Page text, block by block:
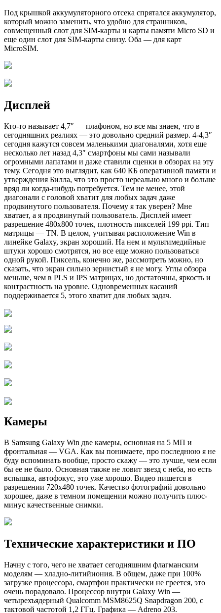
Под крышкой аккумуляторного отсека спрятался аккумулятор,
который можно заменить, что удобно для странников,
совмещенный слот для SIM-карты и карты памяти Micro SD и
еще один слот для SIM-карты снизу. Оба — для карт
MicroSIM.
Дисплей
Кто-то называет 4,7″ — плафоном, но все мы знаем, что в
сегодняшних реалиях — это довольно средний размер. 4-4,3″
сегодня кажутся совсем маленькими диагоналями, хотя еще
несколько лет назад 4,3″ смартфоны мы сами называли
огромными лапатами и даже ставили сценки в обзорах на эту
тему. Сегодня это выглядит, как 640 КБ оперативной памяти и
утверждения Билла, что это просто нереально много и больше
вряд ли когда-нибудь потребуется. Тем не менее, этой
диагонали с головой хватит для любых задач даже
продвинутого пользователя. Почему я так уверен? Мне
хватает, а я продвинутый пользователь. Дисплей имеет
разрешение 480х800 точек, плотность пикселей 199 ppi. Тип
матрицы — TN. В целом, учитывая расположение Win в
линейке Galaxy, экран хороший. На нем и мультимедийные
штуки хорошо смотрятся, но все еще можно пользоваться
одной рукой. Пиксель, конечно же, рассмотреть можно, но
сказать, что экран сильно зернистый я не могу. Углы обзора
меньше, чем в PLS и IPS матрицах, но достаточны, яркость и
контрастность на уровне. Одновременных касаний
поддерживается 5, этого хватит для любых задач.
Камеры
В Samsung Galaxy Win две камеры, основная на 5 МП и
фронтальная — VGA. Как вы понимаете, про последнюю я не
буду вспоминать вообще, просто скажу — это лучше, чем если
бы ее не было. Основная также не ловит звезд с неба, но есть
вспышка, автофокус, это уже хорошо. Видео пишется в
разрешении 720х480 точек. Качество фотографий довольно
хорошее, даже в темном помещении можно получить плюс-
минус качественные снимки.
Технические характеристики и ПО
Начну с того, чего не хватает сегодняшним флагманским
моделям — хладно-литийиония. В общем, даже при 100%
загрузке процессора, смартфон практически не греется, это
очень порадовало. Процессор внутри Galaxy Win —
четырехъядерный Qualcomm MSM8625Q Snapdragon 200, с
тактовой частотой 1,2 ГГц. Графика — Adreno 203.